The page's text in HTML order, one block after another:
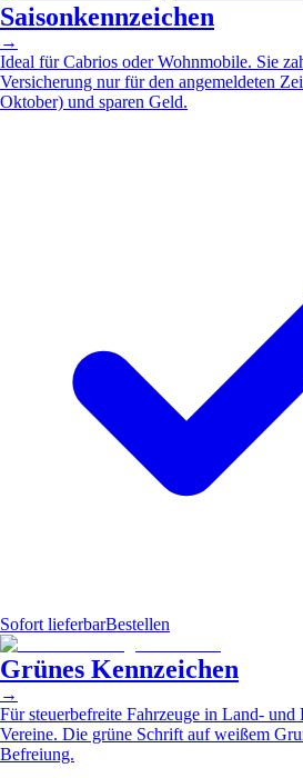
Saisonkennzeichen
→
Ideal für Cabrios oder Wohnmobile. Sie
Versicherung nur für den angemeldeten
Oktober) und sparen Geld.
Sofort lieferbarBestellen
Grünes Kennzeichen
→
Für steuerbefreite Fahrzeuge in Land- und
Vereine. Die grüne Schrift auf weißem
Befreiung.